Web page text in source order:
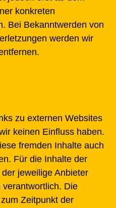
konkreten
Bei Bekanntwerden von
werden wir
zu externen Websites
keinen Einfluss haben.
fremden Inhalte auch
Für die Inhalte der
jeweilige Anbieter
Die
Zeitpunkt der